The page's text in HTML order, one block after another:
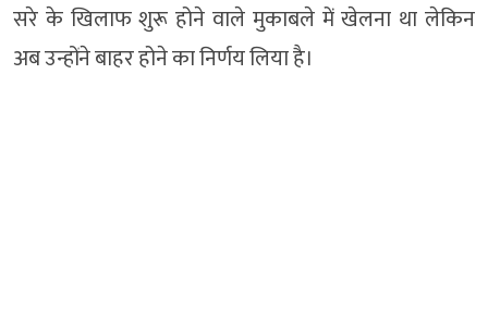
सरे के खिलाफ शुरू होने वाले मुकाबले में खेलना था लेकिन
अब उन्होंने बाहर होने का निर्णय लिया है।